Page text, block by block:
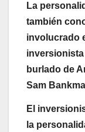
La
también
involucrado
inversionista
burlado de
Sam
El
la